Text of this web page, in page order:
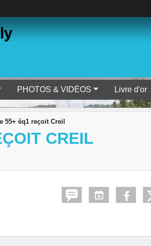
PHOTOS & VIDÉOS Livre d'or
55+ éq1 reçoit Creil
CREIL